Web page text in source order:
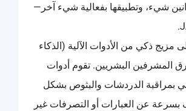
شيء، وتطبيقها بفعالية شيء آخر—
مزيج ذكي من الأدوات الآلية (الذكاء
المشرفين البشريين. تقوم أدوات
بمراقبة الدردشات والبثوص بشكل
عن العبارات أو التصرفات غير